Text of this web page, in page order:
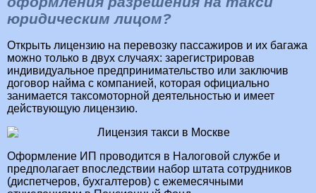
юридическим лицом?
Открыть лицензию на перевозку пассажиров и их багажа
можно только в двух случаях: зарегистрировав
индивидуальное предпринимательство или заключив
договор найма с компанией, которая официально
занимается таксомоторной деятельностью и имеет
действующую лицензию.
Оформление ИП проводится в Налоговой службе и
предполагает впоследствии набор штата сотрудников
(диспетчеров, бухгалтеров) с ежемесячными